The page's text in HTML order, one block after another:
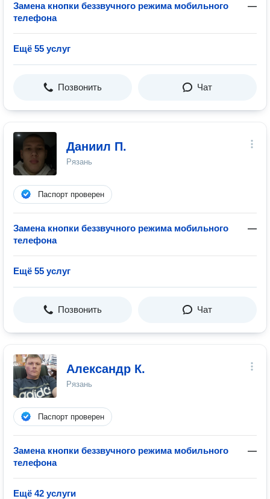
Замена кнопки беззвучного режима мобильного
телефона
—
Ещё 55 услуг
Позвонить Чат
Даниил П.
Рязань
Паспорт проверен
Замена кнопки беззвучного режима мобильного
телефона
—
Ещё 55 услуг
Позвонить Чат
Александр К.
Рязань
Паспорт проверен
Замена кнопки беззвучного режима мобильного
телефона
—
Ещё 42 услуги